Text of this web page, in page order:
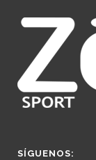
SÍGUENOS: